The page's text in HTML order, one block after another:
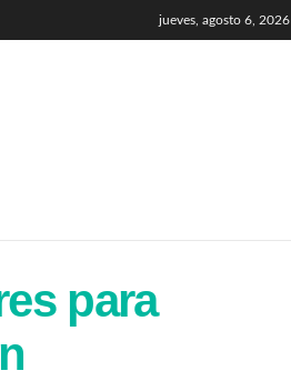
jueves, agosto 6, 2026
para